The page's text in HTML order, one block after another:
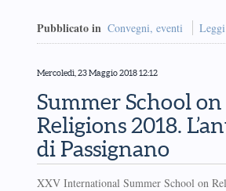
Pubblicato in Convegni, eventi
Mercoledì, 23 Maggio 2018 12:12
Summer School on
Religions 2018.
di Passignano
XXV International Summer School on